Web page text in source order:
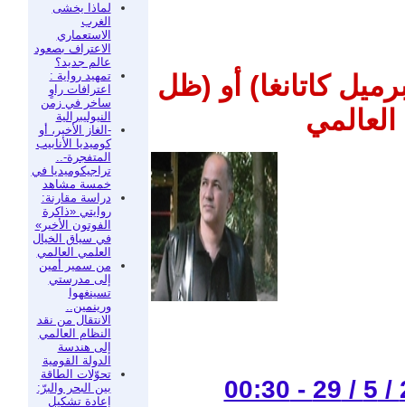
لماذا يخشى
الغرب
الاستعماري
الاعتراف بصعود
عالم جديد؟
تمهيد رواية :
اعترافات راوٍ
ساخر في زمن
النيوليبرالية
-الغاز الأخير، أو
كوميديا الأنابيب
المتفجرة-..
تراجيكوميديا في
خمسة مشاهد
دراسة مقارنة:
روايتي «ذاكرة
الفوتون الأخير»
في سياق الخيال
العلمي العالمي
من سمير أمين
إلى مدرستي
تسينغهوا
ورينمين..
الانتقال من نقد
النظام العالمي
إلى هندسة
الدولة القومية
تحوّلات الطاقة
بين البحر والبرّ:
إعادة تشكيل
كاتانغا) أو (ظل